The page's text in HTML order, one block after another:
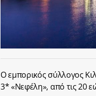
Ο εμπορικός σύλλογος
3* «Νεφέλη», από τις 20